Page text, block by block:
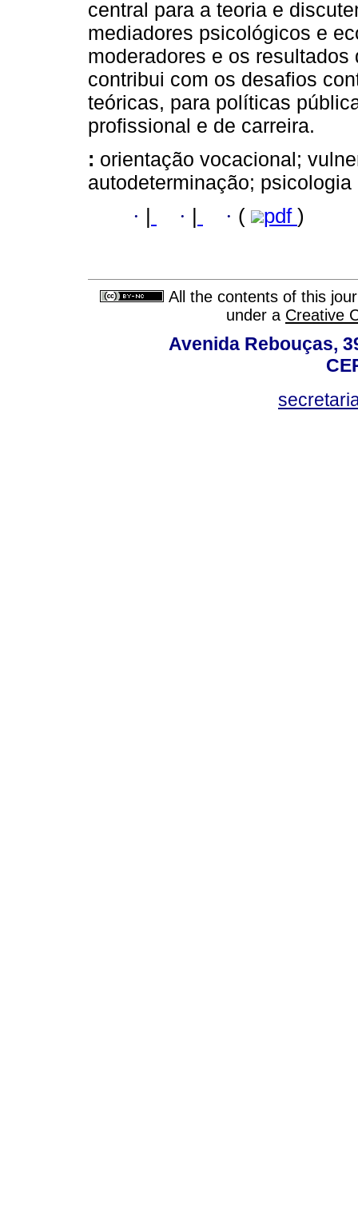
central para a teoria e
mediadores psicológicos e
moderadores e os
contribui com os desafios
teóricas, para políticas
profissional e de carreira.
: orientação vocacional;
autodeterminação; psicologia
· · · ( pdf )
All the contents of this
under a Creative
Avenida Rebouças,